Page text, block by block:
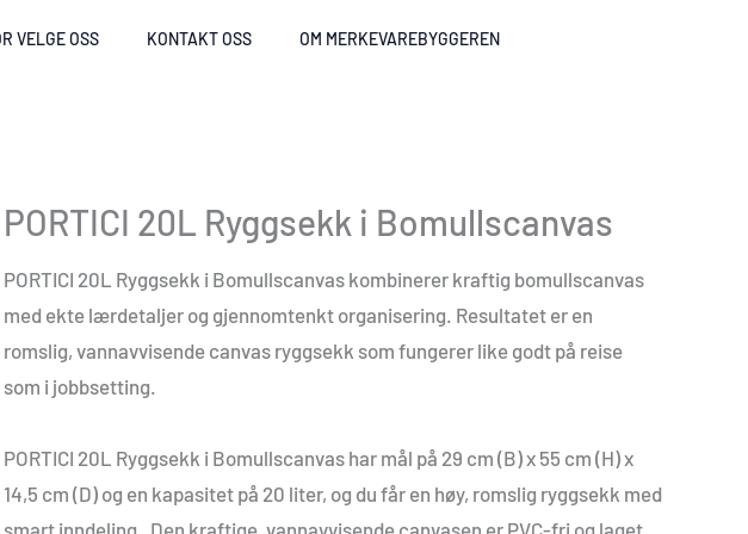
VELGE OSS KONTAKT OSS OM MERKEVAREBYGGEREN
PORTICI 20L Ryggsekk i Bomullscanvas
PORTICI 20L Ryggsekk i Bomullscanvas kombinerer kraftig bomullscanvas
med ekte lærdetaljer og gjennomtenkt organisering. Resultatet er en
romslig, vannavvisende canvas ryggsekk som fungerer like godt på reise
som i jobbsetting.
PORTICI 20L Ryggsekk i Bomullscanvas har mål på 29 cm (B) x 55 cm (H) x
14,5 cm (D) og en kapasitet på 20 liter, og du får en høy, romslig ryggsekk med
smart inndeling. Den kraftige, vannavvisende canvasen er PVC-fri og laget